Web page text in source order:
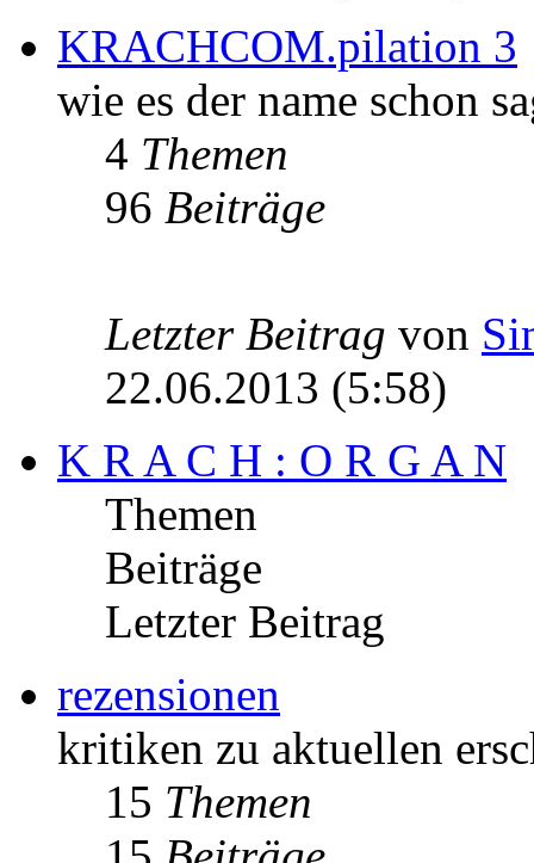
KRACHCOM.pilation 3
wie es der name schon
4 Themen
96 Beiträge
Letzter Beitrag von
22.06.2013 (5:58)
K R A C H : O R G A N
Themen
Beiträge
Letzter Beitrag
rezensionen
kritiken zu aktuellen
15 Themen